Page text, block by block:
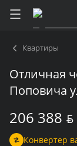
Квартиры
Отличная
Поповича
206 388 BYN
Конвертер